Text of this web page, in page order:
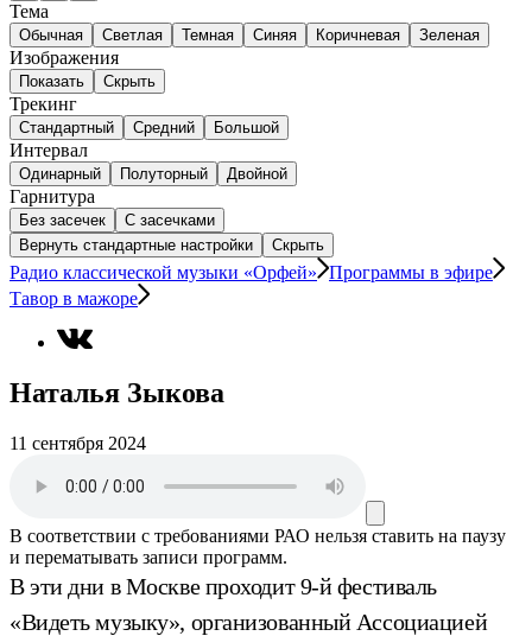
Тема
Обычная Светлая Темная Синяя Коричневая Зеленая
Изображения
Показать Скрыть
Трекинг
Стандартный Средний Большой
Интервал
Одинарный Полуторный Двойной
Гарнитура
Без засечек
С засечками
Вернуть стандартные настройки
Скрыть
Радио классической музыки «Орфей»
Программы в эфире
Тавор в мажоре
Наталья Зыкова
11 сентября 2024
В соответствии с требованиями РАО нельзя ставить на паузу
и перематывать записи программ.
В эти дни в Москве проходит 9-й фестиваль
«Видеть музыку», организованный Ассоциацией